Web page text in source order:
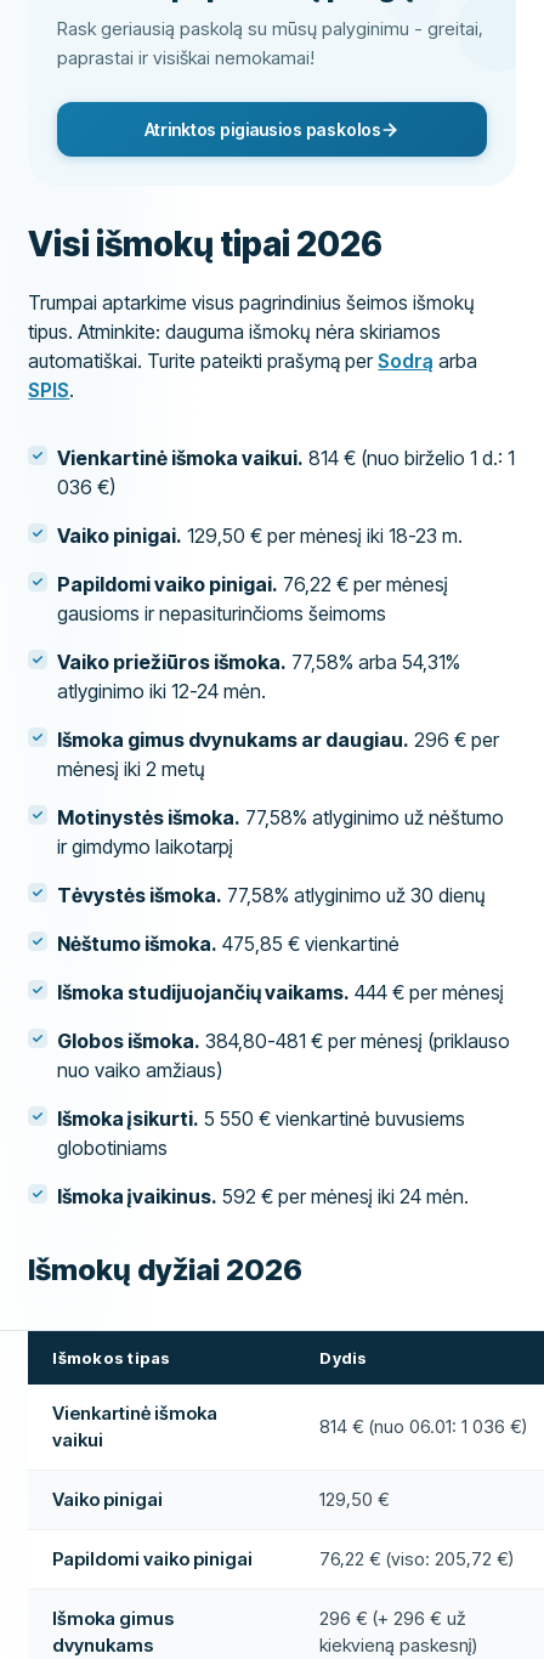
Rask geriausią paskolą su mūsų palyginimu - greitai,
paprastai ir visiškai nemokamai!
Atrinktos pigiausios paskolos
Visi išmokų tipai 2026
Trumpai aptarkime visus pagrindinius šeimos išmokų
tipus. Atminkite: dauguma išmokų nėra skiriamos
automatiškai. Turite pateikti prašymą perSodrą arba
SPIS.
Vienkartinė išmoka vaikui. 814 € (nuo birželio 1 d.: 1
036 €)
Vaiko pinigai. 129,50 € per mėnesį iki 18-23 m.
Papildomi vaiko pinigai. 76,22 € per mėnesį
gausioms ir nepasiturinčioms šeimoms
Vaiko priežiūros išmoka. 77,58% arba 54,31%
atlyginimo iki 12-24 mėn.
Išmoka gimus dvynukams ar daugiau. 296 € per
mėnesį iki 2 metų
Motinystės išmoka. 77,58% atlyginimo už nėštumo
ir gimdymo laikotarpį
Tėvystės išmoka. 77,58% atlyginimo už 30 dienų
Nėštumo išmoka. 475,85 € vienkartinė
Išmoka studijuojančių vaikams. 444 € per mėnesį
Globos išmoka. 384,80-481 € per mėnesį (priklauso
nuo vaiko amžiaus)
Išmoka įsikurti. 5 550 € vienkartinė buvusiems
globotiniams
Išmoka įvaikinus. 592 € per mėnesį iki 24 mėn.
Išmokų dyžiai 2026
Išmokos tipas Dydis
Vienkartinė išmoka
vaikui
814 € (nuo 06.01: 1 036 €)
Vaiko pinigai 129,50 €
Papildomi vaiko pinigai 76,22 € (viso: 205,72 €)
Išmoka gimus
dvynukams
296 € (+ 296 € už
kiekvieną paskesnį)